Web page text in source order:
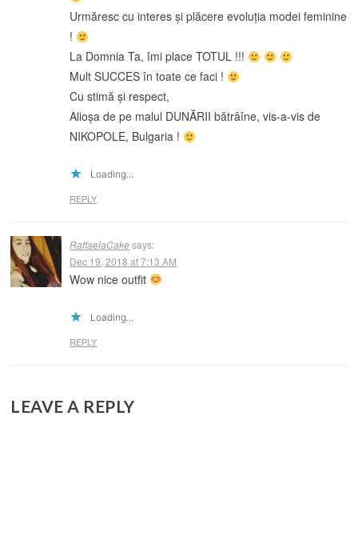
Urmăresc cu interes și plăcere evoluția modei feminine
!
La Domnia Ta, îmi place TOTUL !!!
Mult SUCCES în toate ce faci !
Cu stimă și respect,
Alioșa de pe malul DUNĂRII bătrâîne, vis-a-vis de
NIKOPOLE, Bulgaria !
Loading...
REPLY
RaffaelaCake says:
Dec 19, 2018 at 7:13 AM
Wow nice outfit
Loading...
REPLY
LEAVE A REPLY